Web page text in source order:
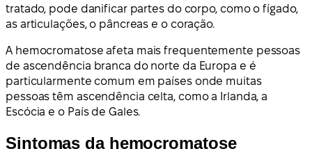
tratado, pode danificar partes do corpo, como o fígado,
as articulações, o pâncreas e o coração.
A hemocromatose afeta mais frequentemente pessoas
de ascendência branca do norte da Europa e é
particularmente comum em países onde muitas
pessoas têm ascendência celta, como a Irlanda, a
Escócia e o País de Gales.
Sintomas da hemocromatose